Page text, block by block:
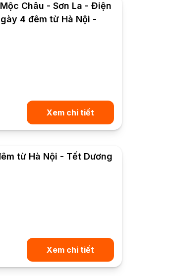
Châu - Sơn La - Điện
4 đêm từ Hà Nội -
Xem chi tiết
từ Hà Nội - Tết Dương
Xem chi tiết